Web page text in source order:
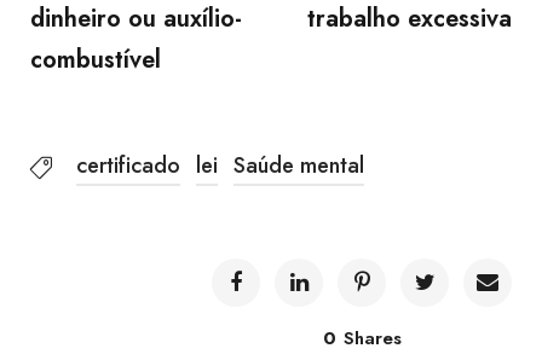
dinheiro ou auxílio-
combustível
trabalho excessiva
certificado lei Saúde mental
0 Shares